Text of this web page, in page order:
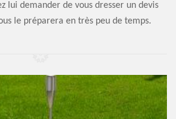
lui demander de vous dresser un devis
le préparera en très peu de temps.